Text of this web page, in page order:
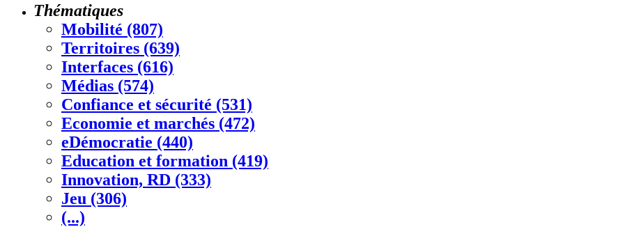
Thématiques
Mobilité (807)
Territoires (639)
Interfaces (616)
Médias (574)
Confiance et sécurité (531)
Economie et marchés (472)
eDémocratie (440)
Education et formation (419)
Innovation, RD (333)
Jeu (306)
(...)